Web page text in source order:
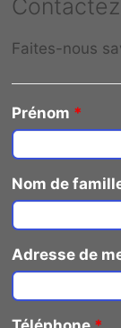
Faites-nous
Prénom *
Nom de
Adresse de